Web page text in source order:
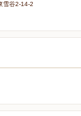
雪谷2-14-2